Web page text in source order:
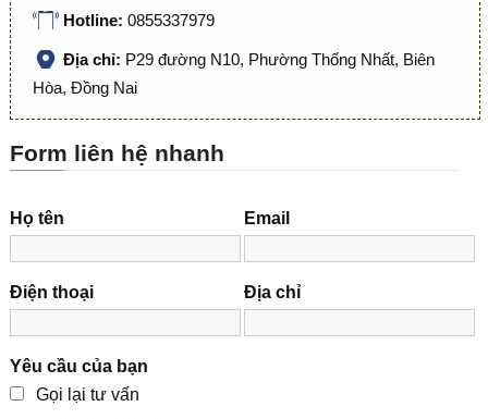
Hotline: 0855337979
Địa chỉ: P29 đường N10, Phường Thống Nhất, Biên
Hòa, Đồng Nai
Form liên hệ nhanh
Họ tên Email
Điện thoại Địa chỉ
Yêu cầu của bạn
Gọi lại tư vấn